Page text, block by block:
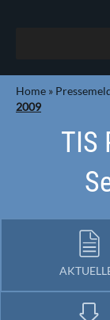
Home »
2009
TIS